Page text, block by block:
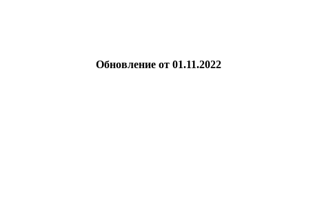
Обновление от 01.11.2022